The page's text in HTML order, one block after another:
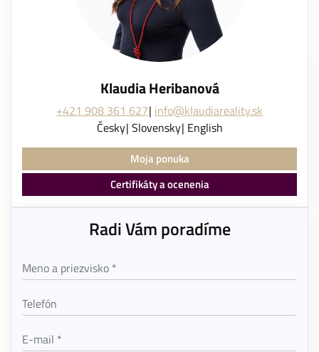
Klaudia Heribanová
+421 908 361 627 info@klaudiareality.sk
Česky Slovensky English
Moja ponuka
Certifikáty a ocenenia
Radi Vám poradíme